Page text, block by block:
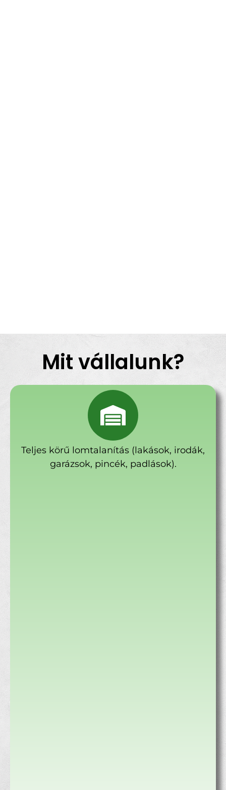
Mit vállalunk?
Teljes körű lomtalanítás (lakások, irodák,
garázsok, pincék, padlások).